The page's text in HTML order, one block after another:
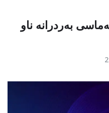
پەنجەماسی بەردرانە ناو